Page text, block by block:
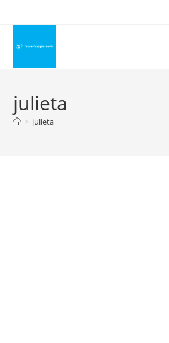
conteúdo
julieta
> julieta